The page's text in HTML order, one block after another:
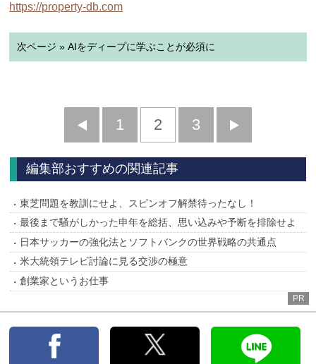
https://property-db.com
次ページ » AIをディープに学ぶことが必須に
前
へ
1 2 3
へ
編集部おすすめの関連記事
東芝問題を教訓にせよ、スピンオフ解禁待ったなし！
最後まで騒がしかった申年を総括、思い込みや予断を排除せよ
日本サッカーの強化法とソフトバンクの世界戦略の共通点
米大統領テレビ討論に見る交渉の極意
創業家というお仕事
PR